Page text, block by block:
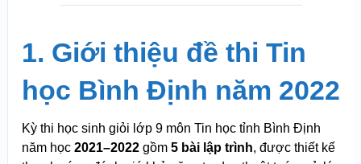
1. Giới thiệu đề thi Tin
học Bình Định năm 2022
Kỳ thi học sinh giỏi lớp 9 môn Tin học tỉnh Bình Định
năm học 2021–2022gồm 5 bài lập trình, được thiết kế